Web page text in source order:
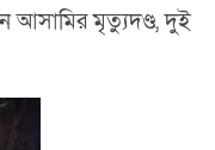
আসামির মৃত্যুদণ্ড, দুই